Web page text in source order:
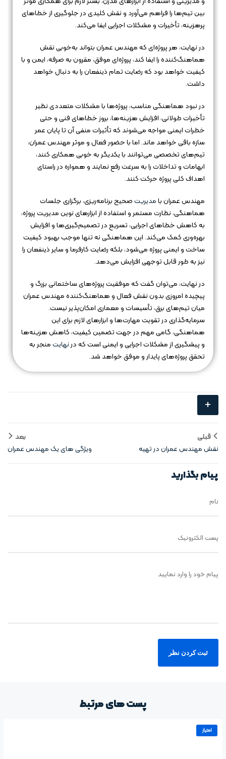
بین تیم‌ها را فراهم می‌آورد و نقش کلیدی در جلوگیری از خطاهای
پرهزینه، تأخیرات و مشکلات اجرایی ایفا می‌کند.
در نهایت، هر پروژه‌ای که مهندس عمران بتواند به‌خوبی نقش
هماهنگ‌کننده را ایفا کند، پروژه‌ای موفق، مقرون به صرفه، ایمن و با
کیفیت خواهد بود که رضایت تمام ذینفعان را به دنبال خواهد
داشت.
در نبود هماهنگی مناسب، پروژه‌ها با مشکلات متعددی نظیر
تأخیرات طولانی، افزایش هزینه‌ها، بروز خطاهای فنی و حتی
خطرات ایمنی مواجه می‌شوند که تأثیرات منفی آن تا پایان عمر
سازه باقی خواهد ماند. اما با حضور فعال و موثر مهندس عمران،
تیم‌های تخصصی می‌توانند با یکدیگر به خوبی همکاری کنند،
ابهامات و تداخلات را به سرعت رفع نمایند و همواره در راستای
اهداف کلی پروژه حرکت کنند.
مهندس عمران بامدیریتصحیح برنامه‌ریزی، برگزاری جلسات
هماهنگی، نظارت مستمر و استفاده از ابزارهای نوین مدیریت پروژه،
به کاهش خطاهای اجرایی، تسریع در تصمیم‌گیری‌ها و افزایش
بهره‌وری کمک می‌کند. این هماهنگی نه تنها موجب بهبود کیفیت
ساخت و ایمنی پروژه می‌شود، بلکه رضایت کارفرما و سایر ذینفعان را
نیز به طور قابل توجهی افزایش می‌دهد.
در نهایت، می‌توان گفت که موفقیت پروژه‌های ساختمانی بزرگ و
پیچیده امروزی بدون نقش فعال و هماهنگ‌کننده مهندس عمران
میان تیم‌های برق، تأسیسات و معماری امکان‌پذیر نیست.
سرمایه‌گذاری در تقویت مهارت‌ها و ابزارهای لازم برای این
هماهنگی، گامی مهم در جهت تضمین کیفیت، کاهش هزینه‌ها
و پیشگیری از مشکلات اجرایی و ایمنی است که درنهایتمنجر به
تحقق پروژه‌های پایدار و موفق خواهد شد.
+
قبلی
نقش مهندس عمران در تهیه
گزارش‌ نظارتی
بعد
ویژگی‌ های یک مهندس عمران
موفق
پیام بگذارید
نام
پست الکترونیک
پیام خود را وارد نمایید
پست های مرتبط
امتیاز